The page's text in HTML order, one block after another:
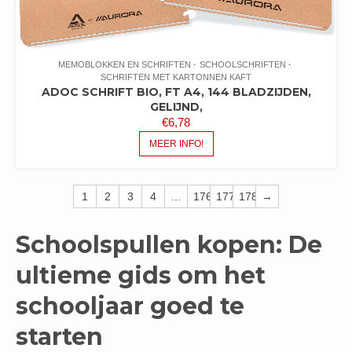
MEMOBLOKKEN EN SCHRIFTEN
SCHOOLSCHRIFTEN
SCHRIFTEN MET KARTONNEN KAFT
ADOC SCHRIFT BIO, FT A4, 144 BLADZIJDEN,
GELIJND,
€6,78
MEER INFO!
1 2 3 4 176 177 178 →
Schoolspullen kopen: De
ultieme gids om het
schooljaar goed te
starten